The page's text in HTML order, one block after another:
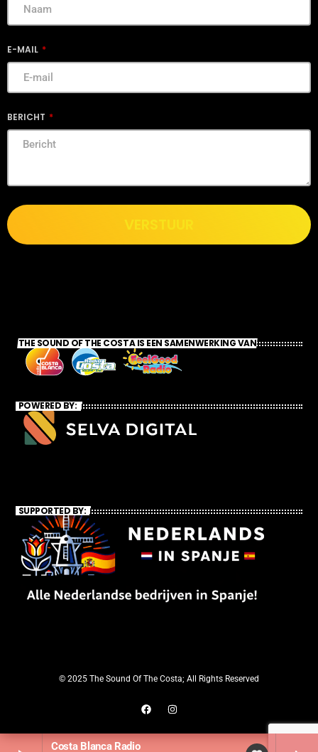
Costa Blanca Radio
E-MAIL
BERICHT
VERSTUUR
THE SOUND OF THE COSTA IS EEN SAMENWERKING VAN
POWERED BY:
SUPPORTED BY:
© 2025 The Sound Of The Costa; All Rights Reserved